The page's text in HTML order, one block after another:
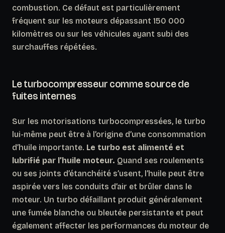
combustion. Ce défaut est particulièrement
fréquent sur les moteurs dépassant 150 000
kilomètres ou sur les véhicules ayant subi des
surchauffes répétées.
Le turbocompresseur comme source de
fuites internes
Sur les motorisations turbocompressées, le turbo
lui-même peut être à l’origine d’une consommation
d’huile importante. Le turbo est alimenté et
lubrifié par l’huile moteur. Quand ses roulements
ou ses joints d’étanchéité s’usent, l’huile peut être
aspirée vers les conduits d’air et brûler dans le
moteur. Un turbo défaillant produit généralement
une fumée blanche ou bleutée persistante et peut
également affecter les performances du moteur de